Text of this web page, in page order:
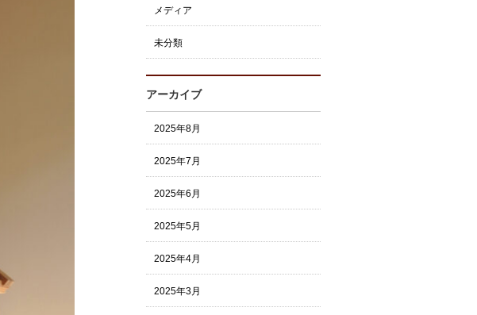
メディア
未分類
アーカイブ
2025年8月
2025年7月
2025年6月
2025年5月
2025年4月
2025年3月